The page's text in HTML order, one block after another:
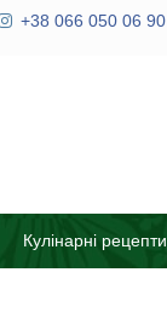
+38 066 050 06 90
Кулінарні рецепти